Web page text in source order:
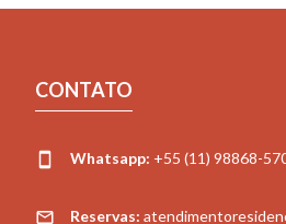
CONTATO
Whatsapp: +55 (11) 98868-
Reservas: